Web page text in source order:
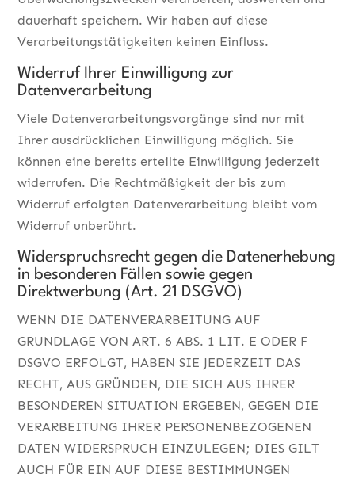
dauerhaft speichern. Wir haben auf diese
Verarbeitungstätigkeiten keinen Einfluss.
Widerruf Ihrer Einwilligung zur
Datenverarbeitung
Viele Datenverarbeitungsvorgänge sind nur mit
Ihrer ausdrücklichen Einwilligung möglich. Sie
können eine bereits erteilte Einwilligung jederzeit
widerrufen. Die Rechtmäßigkeit der bis zum
Widerruf erfolgten Datenverarbeitung bleibt vom
Widerruf unberührt.
Widerspruchsrecht gegen die Datenerhebung
in besonderen Fällen sowie gegen
Direktwerbung (Art. 21 DSGVO)
WENN DIE DATENVERARBEITUNG AUF
GRUNDLAGE VON ART. 6 ABS. 1 LIT. E ODER F
DSGVO ERFOLGT, HABEN SIE JEDERZEIT DAS
RECHT, AUS GRÜNDEN, DIE SICH AUS IHRER
BESONDEREN SITUATION ERGEBEN, GEGEN DIE
VERARBEITUNG IHRER PERSONENBEZOGENEN
DATEN WIDERSPRUCH EINZULEGEN; DIES GILT
AUCH FÜR EIN AUF DIESE BESTIMMUNGEN